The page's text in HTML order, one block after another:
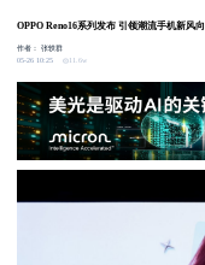
OPPO Reno16系列发布 引领潮流手机新风向
作者：张轶群
05-26 10:25
11.6w